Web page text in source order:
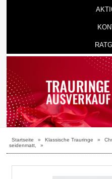
Startseite » Klassische Trauringe »
seidenmatt,
»